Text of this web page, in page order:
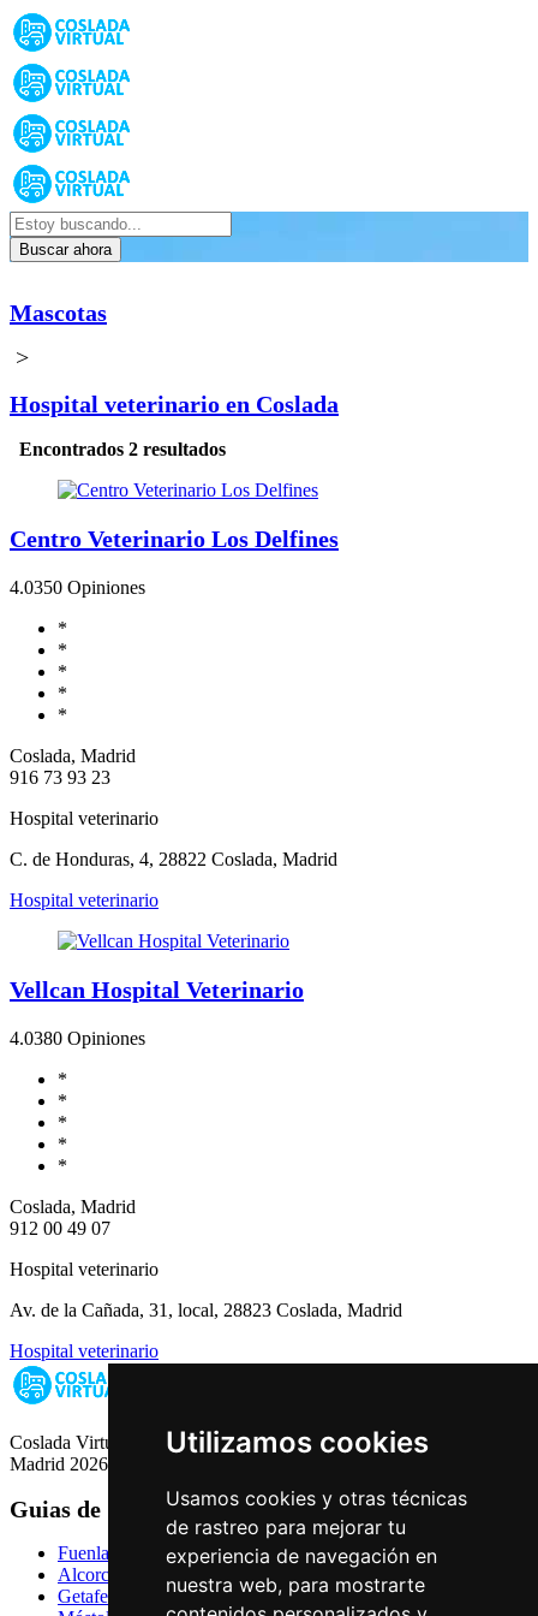
Utilizamos cookies
Usamos cookies y otras técnicas
de rastreo para mejorar tu
experiencia de navegación en
nuestra web, para mostrarte
Buscar ahora
Mascotas
>
Hospital veterinario en Coslada
Encontrados 2 resultados
Centro Veterinario Los Delfines
4.0350 Opiniones
*
*
*
*
*
Coslada, Madrid
916 73 93 23
Hospital veterinario
C. de Honduras, 4, 28822 Coslada, Madrid
Hospital veterinario
Vellcan Hospital Veterinario
4.0380 Opiniones
*
*
*
*
*
Coslada, Madrid
912 00 49 07
Hospital veterinario
Av. de la Cañada, 31, local, 28823 Coslada, Madrid
Hospital veterinario
Coslada Virtual: Guia de Empresas, Ocio y Servicios de Coslada,
Madrid 2026
Guias de Ciudades
Fuenlabrada
Alcorcón
Getafe